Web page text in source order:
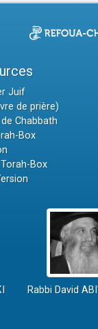
Juif
de prière)
Chabbath
Box
Box
Rabbi David